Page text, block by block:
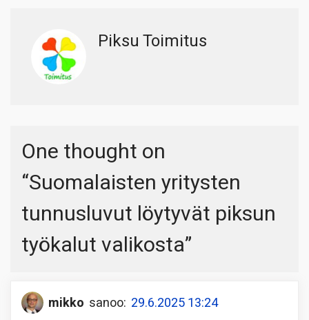
Piksu Toimitus
One thought on
“Suomalaisten yritysten
tunnusluvut löytyvät piksun
työkalut valikosta”
mikko sanoo: 29.6.2025 13:24